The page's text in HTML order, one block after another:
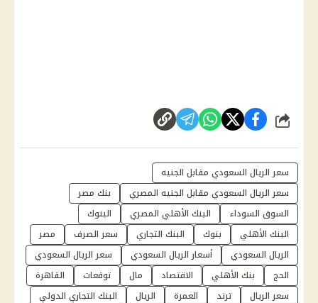
شارك
سعر الريال السعودي مقابل الجنيه
سعر الريال السعودي مقابل الجنيه المصري
بنك مصر
السوق السوداء
البنك الأهلي المصري
البنوك
البنك الأهلي
بنوك البنك التجاري سعر الصرف
مصر
الريال السعودي
أسعار الريال السعودي
سعر الريال السعودي
الحج
بنك الأهلي الاقتصاد مال توقعات
القاهرة
سعر الريال
ترند العمرة الريال
البنك التجاري الدولي